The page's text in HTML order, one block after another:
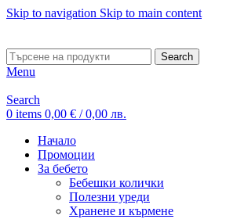
Skip to navigation Skip to main content
Search
Menu
Search
0 items 0,00 € / 0,00 лв.
Начало
Промоции
За бебето
Бебешки колички
Полезни уреди
Хранене и кърмене